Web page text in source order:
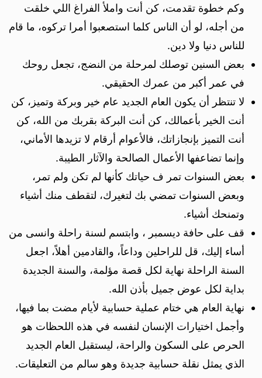
وكم خطوة تقدمت، كن أنت واملأ الفراغ اللي خلقت
من أجله، لو أن الناس كلما استصعبوا أمرا تركوه، ما قام
للناس دنيا ولا دين.
بعض السنين توصلك لمرحلة من النضج، تجعل روحك
في عمر أكبر من عمرك الحقيقي.
لا تنتظر أن يكون العام الجديد عام خير وبركة وتميز، كن
أنت الخير بأعمالك، كن أنت البركة بقربك من الله، كن
أنت التميز بإنجازاتك، فالأعوام أرقام لا تزيدها الأماني،
وإنما تضاعفها الأعمال الصالحة والآثار الطيبة.
بعض السنوات تمر ف حياتك كأنها لم تكن ولم تمر،
وبعض السنوات تمضي بك لتغيرك، لتقطف منك أشياء
وتمنحك أشياء.
قف على حافة ديسمبر ، وابتسم لسنة راحلة وانسى من
أساء إليك، قل للراحلين وداعاً، والقادمين أهلاً، اجعل
السنة الراحلة نهاية لكل قصة مؤلمة، والسنة الجديدة
بداية لكل عوض جميل بأذن الله.
نهاية العام هي ختام عملية حسابية لأيام مضت بما فيها،
وأجمل اختيارات الإنسان لنفسه في هذه اللحظات هو
الحرص على السكون والراحة، ليستقبل العام الجديد
الذي يمثل نقلة حسابية جديدة وهو سالم من التعليقات.